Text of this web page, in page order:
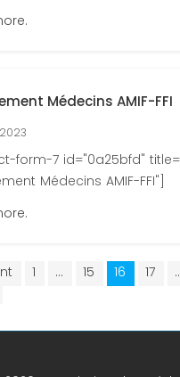
Médecins AMIF-FFI
2023
form-7 id="0a25bfd"
Médecins AMIF-FFI"]
1 … 15 16 17